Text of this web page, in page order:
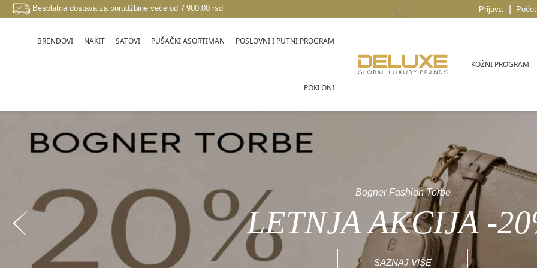
Besplatna dostava za porudžbine veće od 7 900,00 rsd Prijava
BRENDOVI NAKIT SATOVI PUŠAČKI ASORTIMAN POSLOVNI I PUTNI PROGRAM
POKLONI
KOŽNI PROGRAM
Previous
Previous
Previous
Previous
Previous